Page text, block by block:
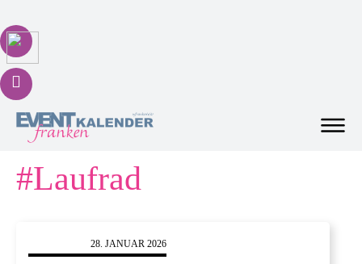
#Laufrad
28. JANUAR 2026